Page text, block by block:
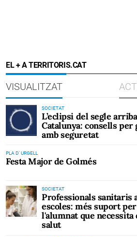
EL + A TERRITORIS.CAT
VISUALITZAT
SOCIETAT
L’eclipsi del segle
Catalunya: consells
amb seguretat
PLA D' URGELL
Festa Major de Golmés
SOCIETAT
Professionals sanitaris
escoles: més suport
l'alumnat que necessita
salut